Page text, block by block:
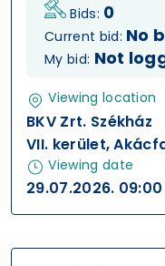
Bids: 0
Current bid: No
My bid: Not
Viewing location
BKV Zrt. Székház
VII. kerület,
Viewing date
29.07.2026.